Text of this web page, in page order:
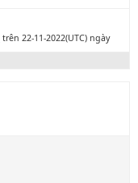
trên 22-11-2022(UTC) ngày